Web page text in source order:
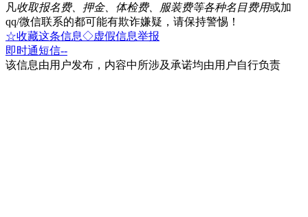
凡收取报名费、押金、体检费、服装费等各种名目费用或加
qq/微信联系的都可能有欺诈嫌疑，请保持警惕！
☆收藏这条信息◇虚假信息举报
即时通短信--
该信息由用户发布，内容中所涉及承诺均由用户自行负责